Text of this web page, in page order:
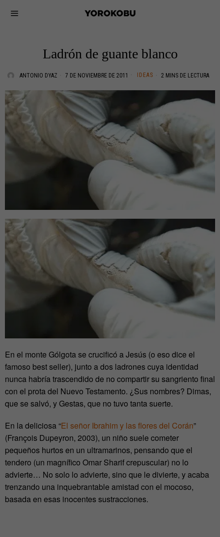
Ladrón de guante blanco
ANTONIO DYAZ 7 DE NOVIEMBRE DE 2011 IDEAS 2 MINS DE LECTURA
En el monte Gólgota se crucificó a Jesús (o eso dice el
famoso best seller), junto a dos ladrones cuya identidad
nunca habría trascendido de no compartir su sangriento final
con el prota del Nuevo Testamento. ¿Sus nombres? Dimas,
que se salvó, y Gestas, que no tuvo tanta suerte.
En la deliciosa “El señor Ibrahim y las flores del Corán”
(François Dupeyron, 2003), un niño suele cometer
pequeños hurtos en un ultramarinos, pensando que el
tendero (un magnífico Omar Sharif crepuscular) no lo
advierte… No solo lo advierte, sino que le divierte, y acaba
trenzando una inquebrantable amistad con el mocoso,
basada en esas inocentes sustracciones.